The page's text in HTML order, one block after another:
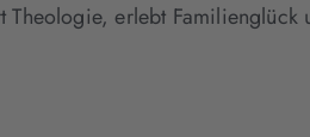
erlebt